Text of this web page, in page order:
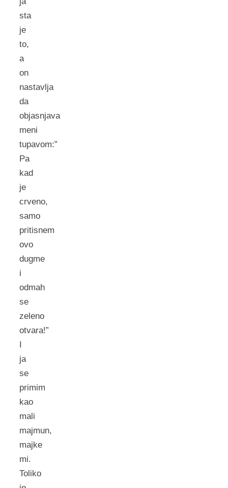
sta
je
to,
a
on
nastavlja
da
objasnjava
meni
tupavom:”
Pa
kad
je
crveno,
samo
pritisnem
ovo
dugme
i
odmah
se
zeleno
otvara!”
I
ja
se
primim
kao
mali
majmun,
majke
mi.
Toliko